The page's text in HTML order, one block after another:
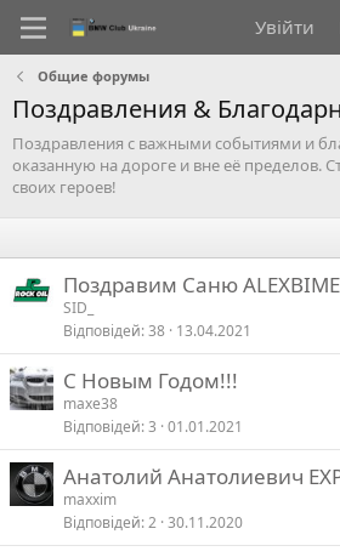
Увійти
Общие форумы
Поздравления &
Поздравления с важными событиями и
оказанную на дороге и вне её пределов.
своих героев!
Поздравим Саню
SID_
Відповідей 38 13.04.2021
С Новым Годом!!!
maxe38
Відповідей 3 01.01.2021
Анатолий Анатолиевич
maxxim
Відповідей 2 30.11.2020